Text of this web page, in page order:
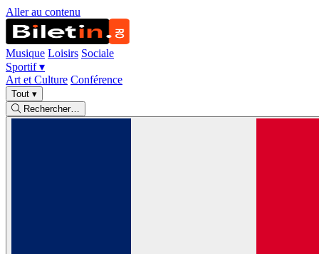
Aller au contenu
Musique Loisirs Sociale
Sportif▾
Art et Culture Conférence
Tout ▾
Rechercher…